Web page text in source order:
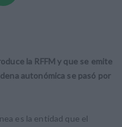
la RFFM y que se emite
autonómica se pasó por
es la entidad que el